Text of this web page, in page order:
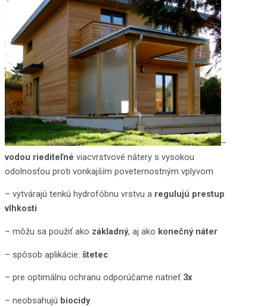
–
vodou riediteľné viacvrstvové nátery s vysokou
odolnosťou proti vonkajším poveternostným vplyvom
– vytvárajú tenkú hydrofóbnu vrstvu a regulujú prestup
vlhkosti
– môžu sa použiť ako základný, aj ako konečný náter
– spôsob aplikácie: štetec
– pre optimálnu ochranu odporúčame natrieť 3x
– neobsahujú biocidy